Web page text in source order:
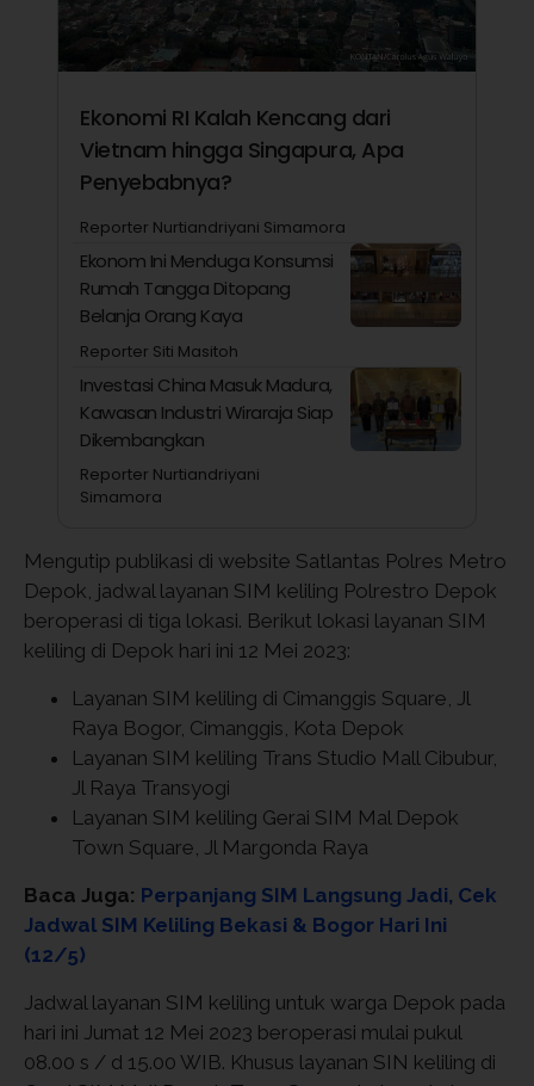
Ekonomi RI Kalah Kencang dari
Vietnam hingga Singapura, Apa
Penyebabnya?
Reporter Nurtiandriyani Simamora
Ekonom Ini Menduga Konsumsi
Rumah Tangga Ditopang
Belanja Orang Kaya
Reporter Siti Masitoh
Investasi China Masuk Madura,
Kawasan Industri Wiraraja Siap
Dikembangkan
Reporter Nurtiandriyani
Simamora
Mengutip publikasi di website Satlantas Polres Metro
Depok, jadwal layanan SIM keliling Polrestro Depok
beroperasi di tiga lokasi. Berikut lokasi layanan SIM
keliling di Depok hari ini 12 Mei 2023:
Layanan SIM keliling di Cimanggis Square, Jl
Raya Bogor, Cimanggis, Kota Depok
Layanan SIM keliling Trans Studio Mall Cibubur,
Jl Raya Transyogi
Layanan SIM keliling Gerai SIM Mal Depok
Town Square, Jl Margonda Raya
Baca Juga: Perpanjang SIM Langsung Jadi, Cek
Jadwal SIM Keliling Bekasi & Bogor Hari Ini
(12/5)
Jadwal layanan SIM keliling untuk warga Depok pada
hari ini Jumat 12 Mei 2023 beroperasi mulai pukul
08.00 s / d 15.00 WIB. Khusus layanan SIN keliling di